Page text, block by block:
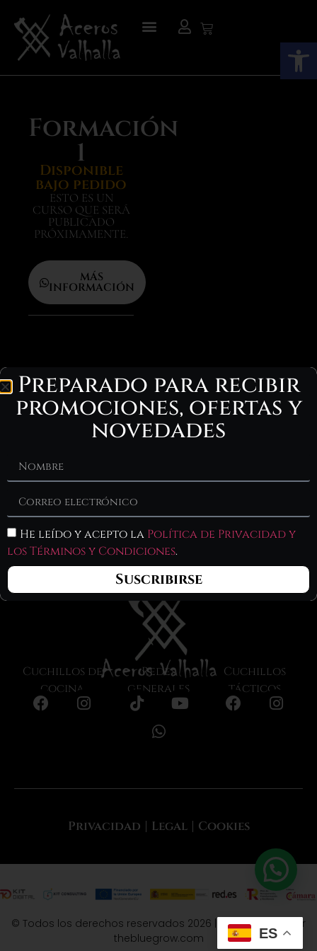
Abrir
Formación
1
Disponible
bajo pedido
ESTO ES UN
CURSO QUE SERÁ
PUBLICADO
PRÓXIMAMENTE.
MÁS
INFORMACIÓN
Productos
Cuchillos
tácticos
Redes
generales
Cuchillos de
cocina
Privacidad Legal Cookies
© Todos los derechos reservados 2026 | Desarrollado por
thebluegrow.com
ES
Preparado para recibir
promociones, ofertas y
novedades
He leído y acepto la Política de Privacidad y
los Términos y Condiciones.
Suscribirse